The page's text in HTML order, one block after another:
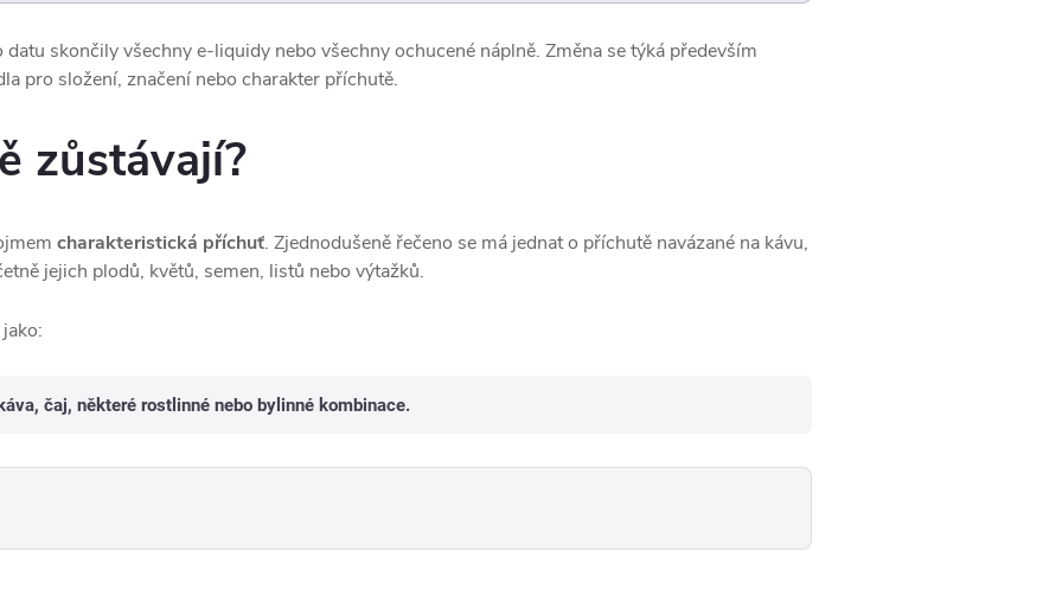
skončily všechny e-liquidy nebo všechny ochucené náplně. Změna se týká především
pro složení, značení nebo charakter příchutě.
zůstávají?
charakteristická příchuť. Zjednodušeně řečeno se má jednat o příchutě navázané na kávu,
jejich plodů, květů, semen, listů nebo výtažků.
čaj, některé rostlinné nebo bylinné kombinace.